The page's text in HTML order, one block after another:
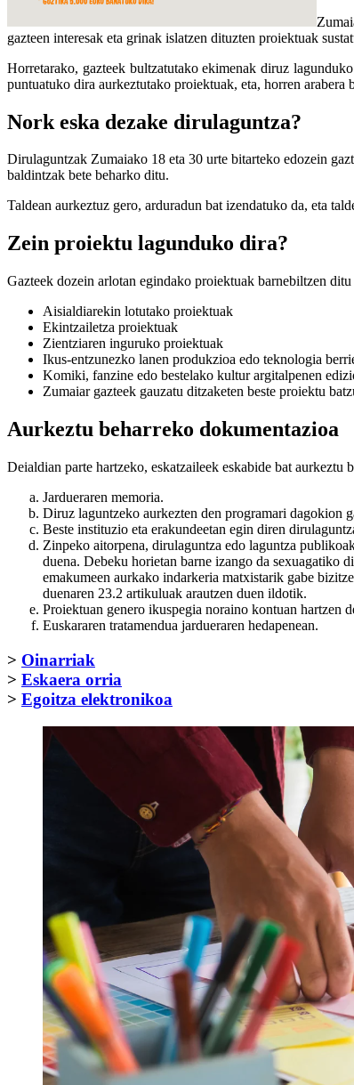
gazteen interesak eta grinak islatzen dituzten proiektuak
Horretarako, gazteek bultzatutako ekimenak diruz
puntuatuko dira aurkeztutako proiektuak, eta, horren arabera
Nork eska dezake dirulaguntza?
Dirulaguntzak Zumaiako 18 eta 30 urte bitarteko edozein
baldintzak bete beharko ditu.
Taldean aurkeztuz gero, arduradun bat izendatuko da, eta
Zein proiektu lagunduko dira?
Gazteek dozein arlotan egindako proiektuak barnebiltzen
Aisialdiarekin lotutako proiektuak
Ekintzailetza proiektuak
Zientziaren inguruko proiektuak
Ikus-entzunezko lanen produkzioa edo teknologia
Komiki, fanzine edo bestelako kultur argitalpenen
Zumaiar gazteek gauzatu ditzaketen beste proiektu
Aurkeztu beharreko dokumentazioa
Deialdian parte hartzeko, eskatzaileek eskabide bat aurkeztu
Jardueraren memoria.
Diruz laguntzeko aurkezten den programari dagokion
Beste instituzio eta erakundeetan egin diren
Zinpeko aitorpena, dirulaguntza edo laguntza
duena. Debeku horietan barne izango da sexuagatiko
emakumeen aurkako indarkeria matxistarik gabe
duenaren 23.2 artikuluak arautzen duen ildotik.
Proiektuan genero ikuspegia noraino kontuan hartzen
Euskararen tratamendua jardueraren hedapenean.
> Oinarriak
> Eskaera orria
> Egoitza elektronikoa